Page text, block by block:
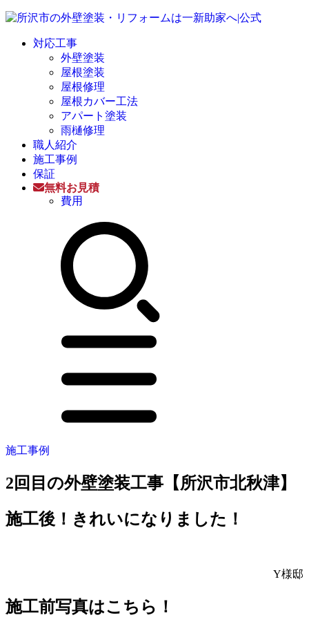
対応工事
外壁塗装
屋根塗装
屋根修理
屋根カバー工法
アパート塗装
雨樋修理
職人紹介
施工事例
保証
無料お見積
費用
施工事例
2回目の外壁塗装工事【所沢市北秋津】
施工後！きれいになりました！
Y様邸
施工前写真はこちら！